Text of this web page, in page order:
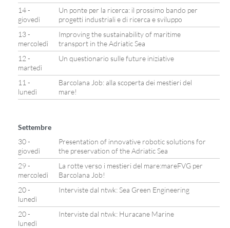
14 -
giovedì
Un ponte per la ricerca: il prossimo bando per
progetti industriali e di ricerca e sviluppo
13 -
mercoledì
Improving the sustainability of maritime
transport in the Adriatic Sea
12 -
martedì
Un questionario sulle future iniziative
11 -
lunedì
Barcolana Job: alla scoperta dei mestieri del
mare!
Settembre
30 -
giovedì
Presentation of innovative robotic solutions for
the preservation of the Adriatic Sea
29 -
mercoledì
La rotte verso i mestieri del mare:mareFVG per
Barcolana Job!
20 -
lunedì
Interviste dal ntwk: Sea Green Engineering
20 -
lunedì
Interviste dal ntwk: Huracane Marine